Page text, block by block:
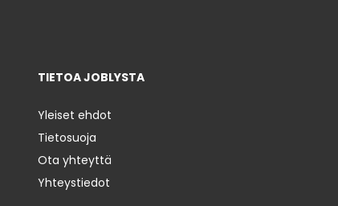
TIETOA JOBLYSTA
Yleiset ehdot
Tietosuoja
Ota yhteyttä
Yhteystiedot